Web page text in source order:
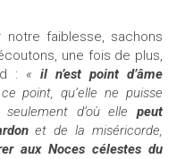
faiblesse, sachons
une fois de plus,
: « il n’est point d’âme
point, qu’elle ne puisse
d’où elle peut
et de la miséricorde,
aux Noces célestes du